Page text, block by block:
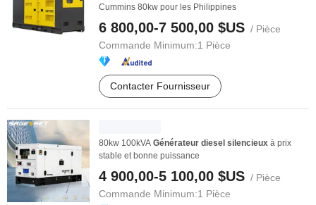
Cummins 80kw pour les Philippines
6 800,00-7 500,00 $US / Pièce
Commande Minimum:1 Pièce
Contacter Fournisseur
80kw 100kVA Générateur diesel silencieux à prix
stable et bonne puissance
4 900,00-5 100,00 $US / Pièce
Commande Minimum:1 Pièce